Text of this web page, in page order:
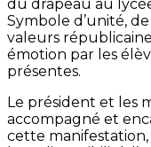
du drapeau au
Symbole d’unité,
valeurs
émotion par les
présentes.
Le président et les
accompagné et
cette